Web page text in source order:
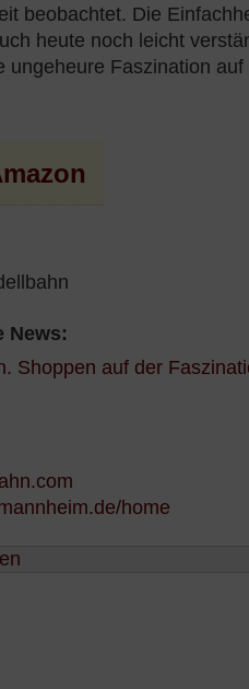
beobachtet. Die
heute noch leicht
ungeheure Faszination
News:
Shoppen auf der
home